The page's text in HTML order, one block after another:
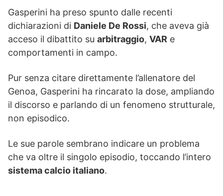
Gasperini ha preso spunto dalle recenti
dichiarazioni di Daniele De Rossi, che aveva già
acceso il dibattito su arbitraggio, VAR e
comportamenti in campo.
Pur senza citare direttamente l’allenatore del
Genoa, Gasperini ha rincarato la dose, ampliando
il discorso e parlando di un fenomeno strutturale,
non episodico.
Le sue parole sembrano indicare un problema
che va oltre il singolo episodio, toccando l’intero
sistema calcio italiano.